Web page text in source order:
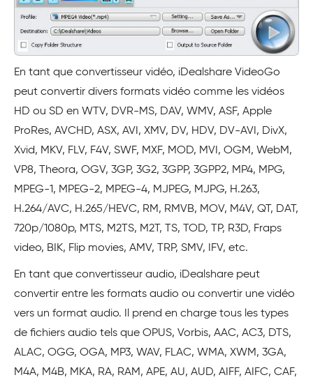
En tant que convertisseur vidéo, iDealshare VideoGo
peut convertir divers formats vidéo comme les vidéos
HD ou SD en WTV, DVR-MS, DAV, WMV, ASF, Apple
ProRes, AVCHD, ASX, AVI, XMV, DV, HDV, DV-AVI, DivX,
Xvid, MKV, FLV, F4V, SWF, MXF, MOD, MVI, OGM, WebM,
VP8, Theora, OGV, 3GP, 3G2, 3GPP, 3GPP2, MP4, MPG,
MPEG-1, MPEG-2, MPEG-4, MJPEG, MJPG, H.263,
H.264/AVC, H.265/HEVC, RM, RMVB, MOV, M4V, QT, DAT,
720p/1080p, MTS, M2TS, M2T, TS, TOD, TP, R3D, Fraps
video, BIK, Flip movies, AMV, TRP, SMV, IFV, etc.
En tant que convertisseur audio, iDealshare peut
convertir entre les formats audio ou convertir une vidéo
vers un format audio. Il prend en charge tous les types
de fichiers audio tels que OPUS, Vorbis, AAC, AC3, DTS,
ALAC, OGG, OGA, MP3, WAV, FLAC, WMA, XWM, 3GA,
M4A, M4B, MKA, RA, RAM, APE, AU, AUD, AIFF, AIFC, CAF,